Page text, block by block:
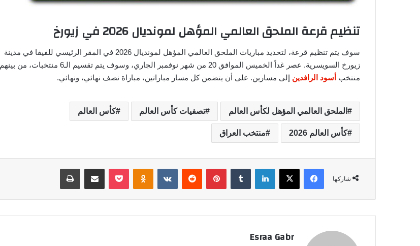
تنظيم قرعة الملحق العالمي المؤهل لمونديال 2026 في زيورخ
سوف يتم تنظيم قرعة، لتحديد مباريات الملحق العالمي المؤهل لمونديال 2026 في المقر الرئيسي للفيفا في مدينة
زيورخ السويسرية. عصر غداً الخميس الموافق 20 من شهر نوفمبر الجاري، وسوف يتم تقسيم الـ6 منتخبات، من بينهم
منتخب أسود الرافدين إلى مسارين. على أن يتضمن كل مسار مباراتين، مباراة نصف نهائي، ونهائي.
الملحق العالمي المؤهل لكأس العالم تصفيات كأس العالم كأس العالم
كأس العالم 2026 منتخب العراق
شاركها
فيسبوك ‫X لينكدإن بينتيريست
Esraa Gabr